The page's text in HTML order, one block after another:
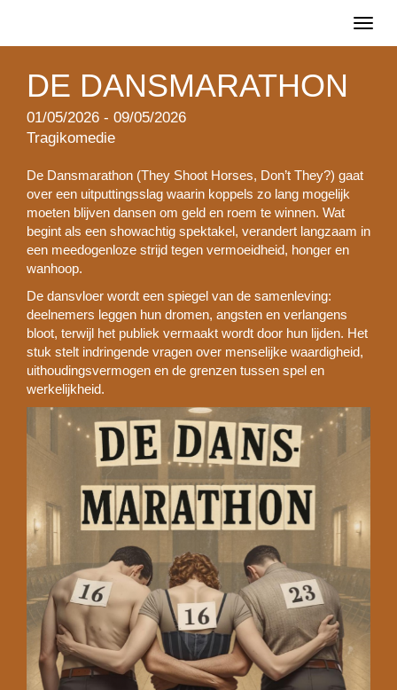
DE DANSMARATHON
01/05/2026 - 09/05/2026
Tragikomedie
De Dansmarathon (They Shoot Horses, Don’t They?) gaat
over een uitputtingsslag waarin koppels zo lang mogelijk
moeten blijven dansen om geld en roem te winnen. Wat
begint als een showachtig spektakel, verandert langzaam in
een meedogenloze strijd tegen vermoeidheid, honger en
wanhoop.
De dansvloer wordt een spiegel van de samenleving:
deelnemers leggen hun dromen, angsten en verlangens
bloot, terwijl het publiek vermaakt wordt door hun lijden. Het
stuk stelt indringende vragen over menselijke waardigheid,
uithoudingsvermogen en de grenzen tussen spel en
werkelijkheid.